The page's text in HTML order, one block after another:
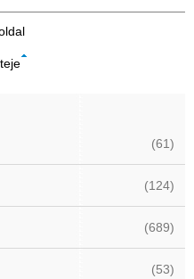
(61)
(124)
(689)
(53)